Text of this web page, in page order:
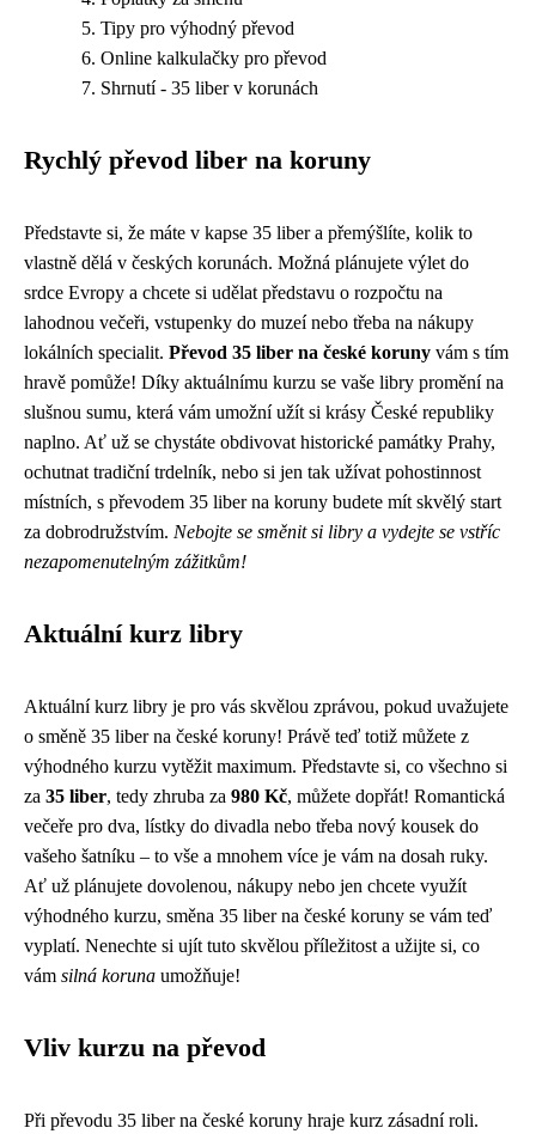
Tipy pro výhodný převod
Online kalkulačky pro převod
Shrnutí - 35 liber v korunách
Rychlý převod liber na koruny
Představte si, že máte v kapse 35 liber a přemýšlíte, kolik to
vlastně dělá v českých korunách. Možná plánujete výlet do
srdce Evropy a chcete si udělat představu o rozpočtu na
lahodnou večeři, vstupenky do muzeí nebo třeba na nákupy
lokálních specialit. Převod 35 liber na české koruny vám s tím
hravě pomůže! Díky aktuálnímu kurzu se vaše libry promění na
slušnou sumu, která vám umožní užít si krásy České republiky
naplno. Ať už se chystáte obdivovat historické památky Prahy,
ochutnat tradiční trdelník, nebo si jen tak užívat pohostinnost
místních, s převodem 35 liber na koruny budete mít skvělý start
za dobrodružstvím. Nebojte se směnit si libry a vydejte se vstříc
nezapomenutelným zážitkům!
Aktuální kurz libry
Aktuální kurz libry je pro vás skvělou zprávou, pokud uvažujete
o směně 35 liber na české koruny! Právě teď totiž můžete z
výhodného kurzu vytěžit maximum. Představte si, co všechno si
za 35 liber, tedy zhruba za 980 Kč, můžete dopřát! Romantická
večeře pro dva, lístky do divadla nebo třeba nový kousek do
vašeho šatníku – to vše a mnohem více je vám na dosah ruky.
Ať už plánujete dovolenou, nákupy nebo jen chcete využít
výhodného kurzu, směna 35 liber na české koruny se vám teď
vyplatí. Nenechte si ujít tuto skvělou příležitost a užijte si, co
vám silná koruna umožňuje!
Vliv kurzu na převod
Při převodu 35 liber na české koruny hraje kurz zásadní roli.